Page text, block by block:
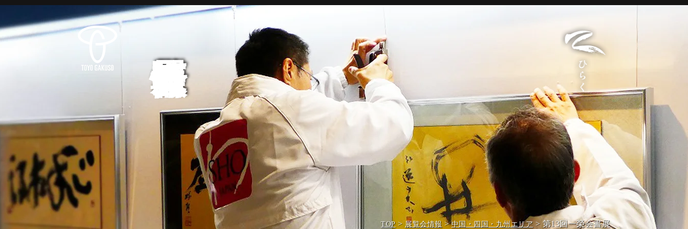
TOP> 展覧会情報 >中国・四国・九州エリア > 第13回一榮会書展